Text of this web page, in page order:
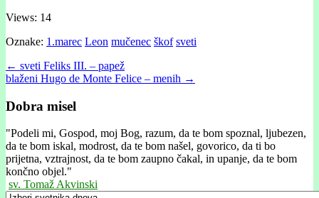
Views: 14
Oznake: 1.marec Leon mučenec škof sveti
Post
navigation
← sveti Feliks III. – papež
blaženi Hugo de Monte Felice – menih →
Dobra misel
"Podeli mi, Gospod, moj Bog, razum, da te bom spoznal, ljubezen,
da te bom iskal, modrost, da te bom našel, govorico, da ti bo
prijetna, vztrajnost, da te bom zaupno čakal, in upanje, da te bom
končno objel."
sv. Tomaž Akvinski